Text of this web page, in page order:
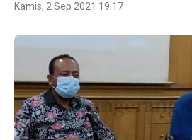
Kamis, 2 Sep 2021 19:17